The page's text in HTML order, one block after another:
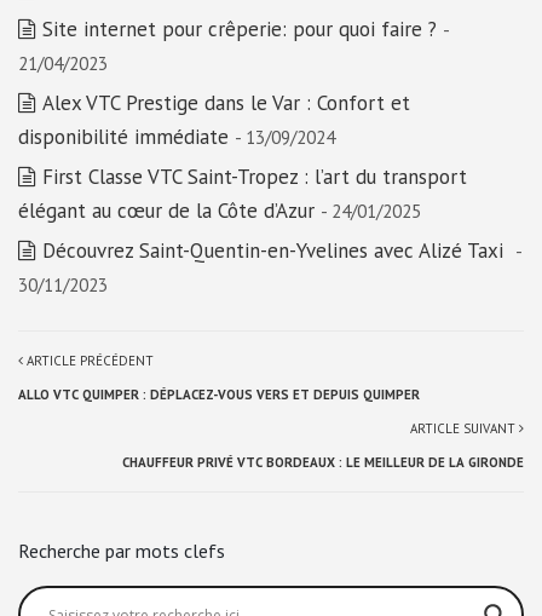
Site internet pour crêperie: pour quoi faire ? -
21/04/2023
Alex VTC Prestige dans le Var : Confort et
disponibilité immédiate - 13/09/2024
First Classe VTC Saint-Tropez : l’art du transport
élégant au cœur de la Côte d’Azur - 24/01/2025
Découvrez Saint-Quentin-en-Yvelines avec Alizé Taxi -
30/11/2023
ARTICLE PRÉCÉDENT
ALLO VTC QUIMPER : DÉPLACEZ-VOUS VERS ET DEPUIS QUIMPER
ARTICLE SUIVANT
CHAUFFEUR PRIVÉ VTC BORDEAUX : LE MEILLEUR DE LA GIRONDE
Recherche par mots clefs